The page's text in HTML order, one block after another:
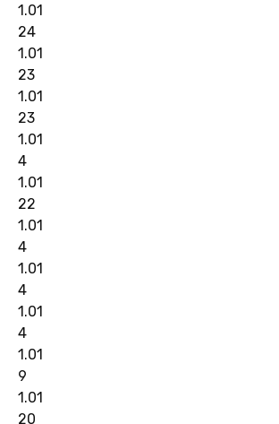
1.01
24
1.01
23
1.01
23
1.01
4
1.01
22
1.01
4
1.01
4
1.01
4
1.01
9
1.01
20